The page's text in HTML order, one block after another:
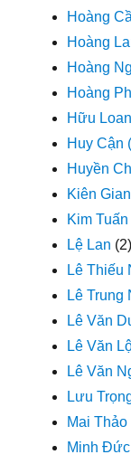
Hoàng
Hoàng
Hoàng
Hoàng
Hữu Loan
Huy Cận
Huyền
Kiên
Kim
Lệ Lan (2)
Lê Thiếu
Lê Trung
Lê Văn
Lê Văn
Lê Văn
Lưu
Mai Thảo
Minh